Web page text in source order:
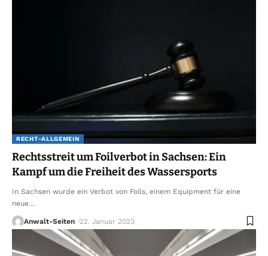
RECHT-ALLGEMEIN
Rechtsstreit um Foilverbot in Sachsen: Ein
Kampf um die Freiheit des Wassersports
In Sachsen wurde ein Verbot von Foils, einem Equipment für eine
neue…
Anwalt-Seiten 22. Januar 2023